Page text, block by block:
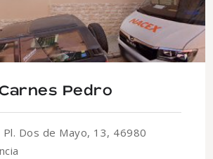
Pedro
Pl. Dos de Mayo, 13, 46980